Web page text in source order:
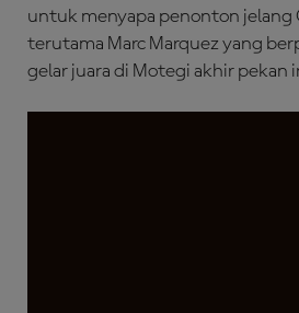
untuk menyapa penonton jelang
terutama Marc Marquez yang
gelar juara di Motegi akhir pekan